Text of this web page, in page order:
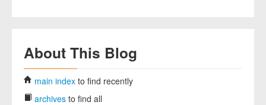
About This Blog
main index to find recently
archives to find all